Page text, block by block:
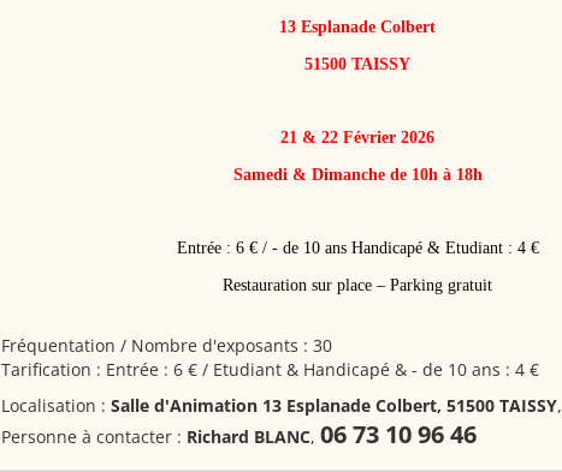
13 Esplanade Colbert
51500 TAISSY
21 & 22 Février 2026
Samedi & Dimanche de 10h à 18h
Entrée : 6 € / - de 10 ans Handicapé & Etudiant : 4 €
Restauration sur place – Parking gratuit
Fréquentation / Nombre d'exposants : 30
Tarification : Entrée : 6 € / Etudiant & Handicapé & - de 10 ans : 4 €
Localisation : Salle d'Animation 13 Esplanade Colbert, 51500 TAISSY,
Personne à contacter : Richard BLANC, 06 73 10 96 46